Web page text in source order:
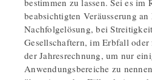
beabsichtigten Veräusserung
Nachfolgelösung, bei
Gesellschaftern, im Erbfall
der Jahresrechnung, um nur
Anwendungsbereiche zu